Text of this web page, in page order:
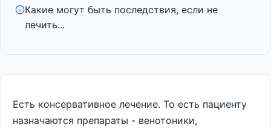
Какие могут быть последствия, если не
лечить...
Есть консервативное лечение. То есть пациенту
назначаются препараты - венотоники,